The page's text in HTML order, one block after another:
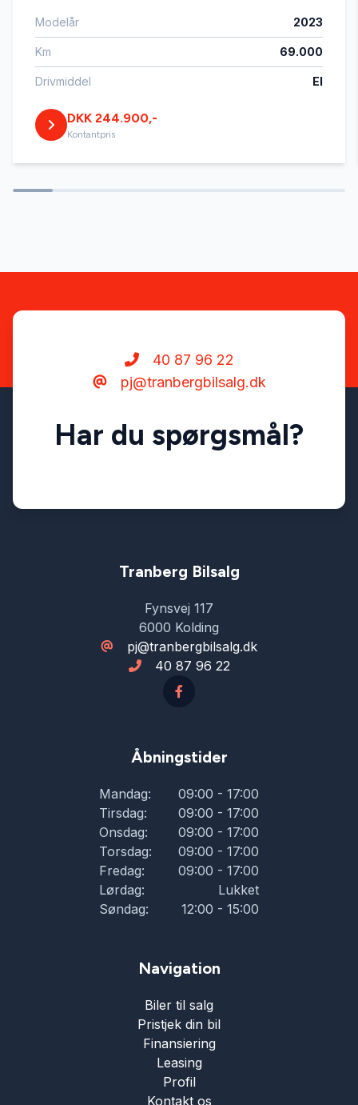
Parkeringssensor foran
Servostyring
Splitbagsæder
Modelår 2023
Km 69.000
Drivmiddel El
DKK 244.900,-
Kontantpris
40 87 96 22
pj@tranbergbilsalg.dk
Har du spørgsmål?
Tranberg Bilsalg
Fynsvej 117
6000 Kolding
pj@tranbergbilsalg.dk
40 87 96 22
Åbningstider
Mandag:
09:00 - 17:00
Tirsdag:
09:00 - 17:00
Onsdag:
09:00 - 17:00
Torsdag:
09:00 - 17:00
Fredag:
09:00 - 17:00
Lørdag:
Lukket
Søndag:
12:00 - 15:00
Navigation
Biler til salg
Pristjek din bil
Finansiering
Leasing
Profil
Kontakt os